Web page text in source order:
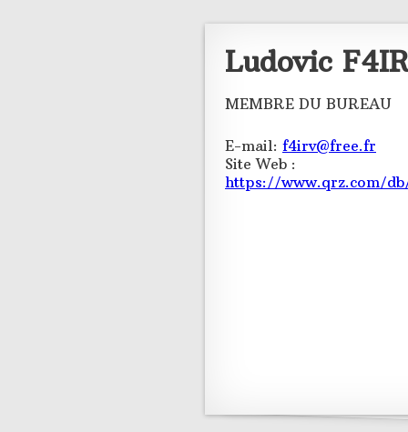
Ludovic
MEMBRE DU BUREAU
E-mail: f4irv@free.fr
Site Web :
https://www.qrz.com/